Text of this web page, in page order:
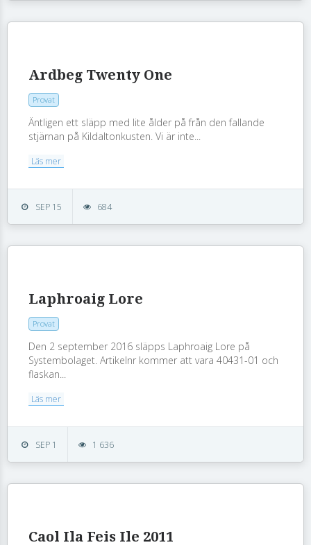
Ardbeg Twenty One
Provat
Äntligen ett släpp med lite ålder på från den fallande
stjärnan på Kildaltonkusten. Vi är inte...
Läs mer
SEP 15 684
Laphroaig Lore
Provat
Den 2 september 2016 släpps Laphroaig Lore på
Systembolaget. Artikelnr kommer att vara 40431-01 och
flaskan...
Läs mer
SEP 1 1 636
Caol Ila Feis Ile 2011